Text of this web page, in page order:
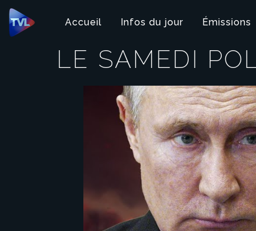
Panneau de gestion des cookies
Accueil Infos du jour Émissions
LE SAMEDI